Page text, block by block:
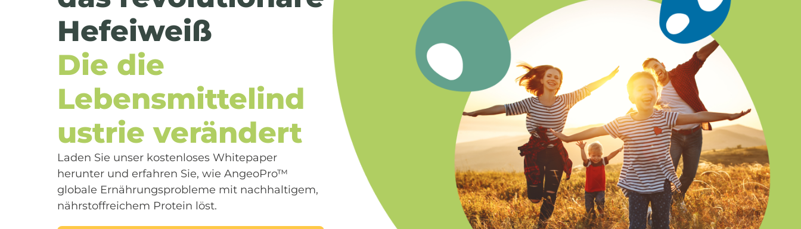
Hefeiweiß
Die die
Lebensmittelind
ustrie verändert
Laden Sie unser kostenloses Whitepaper
herunter und erfahren Sie, wie AngeoPro™
globale Ernährungsprobleme mit nachhaltigem,
nährstoffreichem Protein löst.